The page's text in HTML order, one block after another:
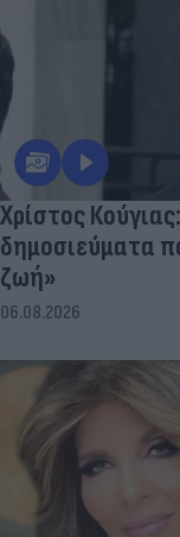
Χρίστος
δημοσιεύματα
ζωή»
06.08.2026